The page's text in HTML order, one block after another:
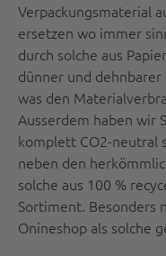
Verpackungsmaterial
ersetzen wo immer
durch solche aus
dünner und
was den
Ausserdem haben wir
komplett CO2-neutral
neben den
solche aus 100 %
Sortiment. Besonders
Onineshop als solche